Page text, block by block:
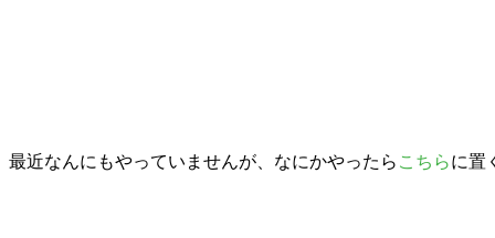
最近なんにもやっていませんが、なにかやったら こちらに置